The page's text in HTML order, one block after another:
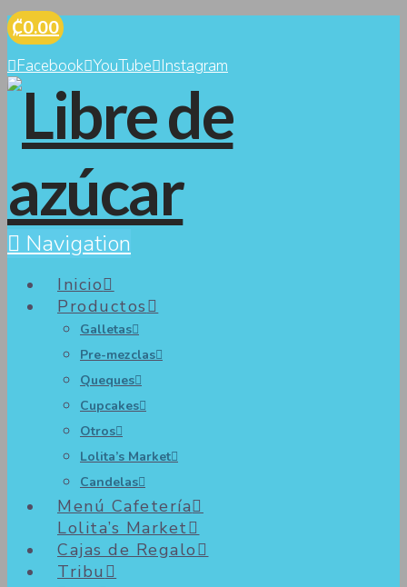
₡0.00
Facebook YouTube Instagram
Navigation
Inicio
Productos
Galletas
Pre-mezclas
Queques
Cupcakes
Otros
Lolita’s Market
Candelas
Menú Cafetería
Lolita’s Market
Cajas de Regalo
Tribu